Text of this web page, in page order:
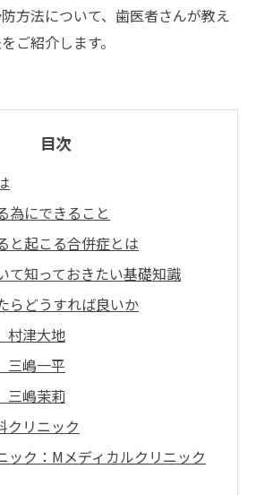
方法について、歯医者さんが教え
ご紹介します。
目次
為にできること
と起こる合併症とは
て知っておきたい基礎知識
らどうすれば良いか
津大地
嶋一平
嶋茉莉
クリニック
ック：Mメディカルクリニック